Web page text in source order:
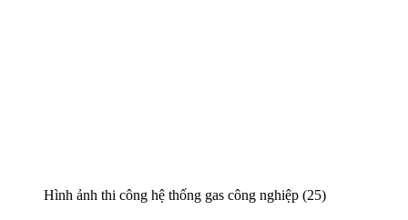
Hình ảnh thi công hệ thống gas công nghiệp (25)